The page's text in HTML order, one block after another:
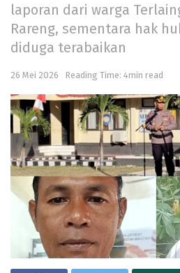
laporan dari warga
Rareng, sementara hak
diduga terabaikan
26 Mei 2026 Reading Time: 4min read